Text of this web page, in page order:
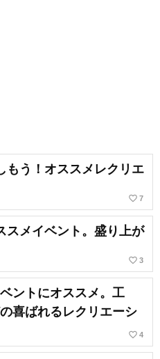
もう！オススメレクリエ
favorite_border 7
スメイベント。盛り上が
favorite_border 3
ントにオススメ。工
喜ばれるレクリエーシ
favorite_border 4